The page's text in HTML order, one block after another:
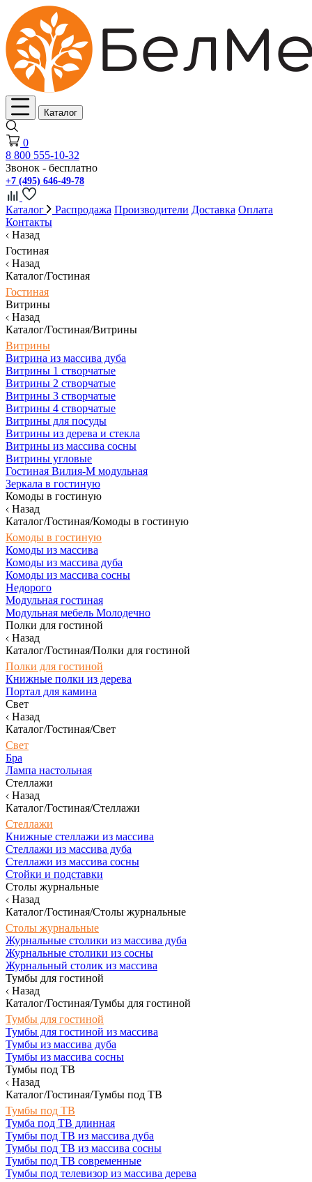
Каталог
0
8 800 555-10-32
Звонок - бесплатно
+7 (495) 646-49-78
Каталог Распродажа Производители Доставка Оплата
Контакты
Назад
Гостиная
Назад
Каталог/Гостиная
Гостиная
Витрины
Назад
Каталог/Гостиная/Витрины
Витрины
Витрина из массива дуба
Витрины 1 створчатые
Витрины 2 створчатые
Витрины 3 створчатые
Витрины 4 створчатые
Витрины для посуды
Витрины из дерева и стекла
Витрины из массива сосны
Витрины угловые
Гостиная Вилия-М модульная
Зеркала в гостиную
Комоды в гостиную
Назад
Каталог/Гостиная/Комоды в гостиную
Комоды в гостиную
Комоды из массива
Комоды из массива дуба
Комоды из массива сосны
Недорого
Модульная гостиная
Модульная мебель Молодечно
Полки для гостиной
Назад
Каталог/Гостиная/Полки для гостиной
Полки для гостиной
Книжные полки из дерева
Портал для камина
Свет
Назад
Каталог/Гостиная/Свет
Свет
Бра
Лампа настольная
Стеллажи
Назад
Каталог/Гостиная/Стеллажи
Стеллажи
Книжные стеллажи из массива
Стеллажи из массива дуба
Стеллажи из массива сосны
Стойки и подставки
Столы журнальные
Назад
Каталог/Гостиная/Столы журнальные
Столы журнальные
Журнальные столики из массива дуба
Журнальные столики из сосны
Журнальный столик из массива
Тумбы для гостиной
Назад
Каталог/Гостиная/Тумбы для гостиной
Тумбы для гостиной
Тумбы для гостиной из массива
Тумбы из массива дуба
Тумбы из массива сосны
Тумбы под ТВ
Назад
Каталог/Гостиная/Тумбы под ТВ
Тумбы под ТВ
Тумба под ТВ длинная
Тумбы под ТВ из массива дуба
Тумбы под ТВ из массива сосны
Тумбы под ТВ современные
Тумбы под телевизор из массива дерева